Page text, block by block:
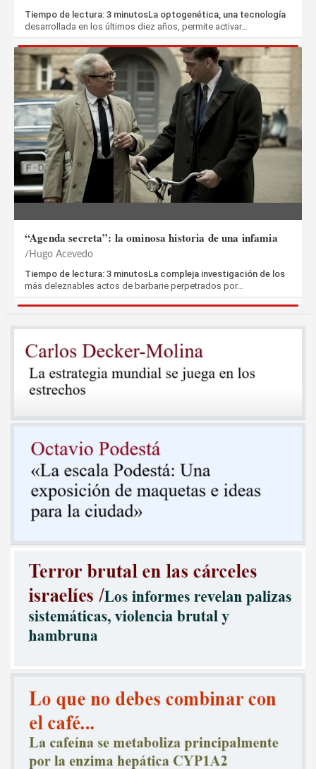
Tiempo de lectura: 3 minutosLa optogenética, una tecnología
desarrollada en los últimos diez años, permite activar…
“Agenda secreta”: la ominosa historia de una infamia
Hugo Acevedo
Tiempo de lectura: 3 minutosLa compleja investigación de los
más deleznables actos de barbarie perpetrados por…